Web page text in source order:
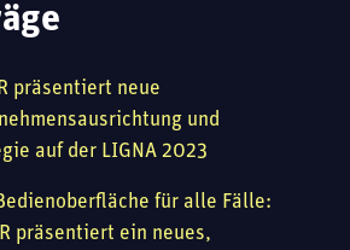
präsentiert neue
und
auf der LIGNA 2023
für alle Fälle:
präsentiert ein neues,